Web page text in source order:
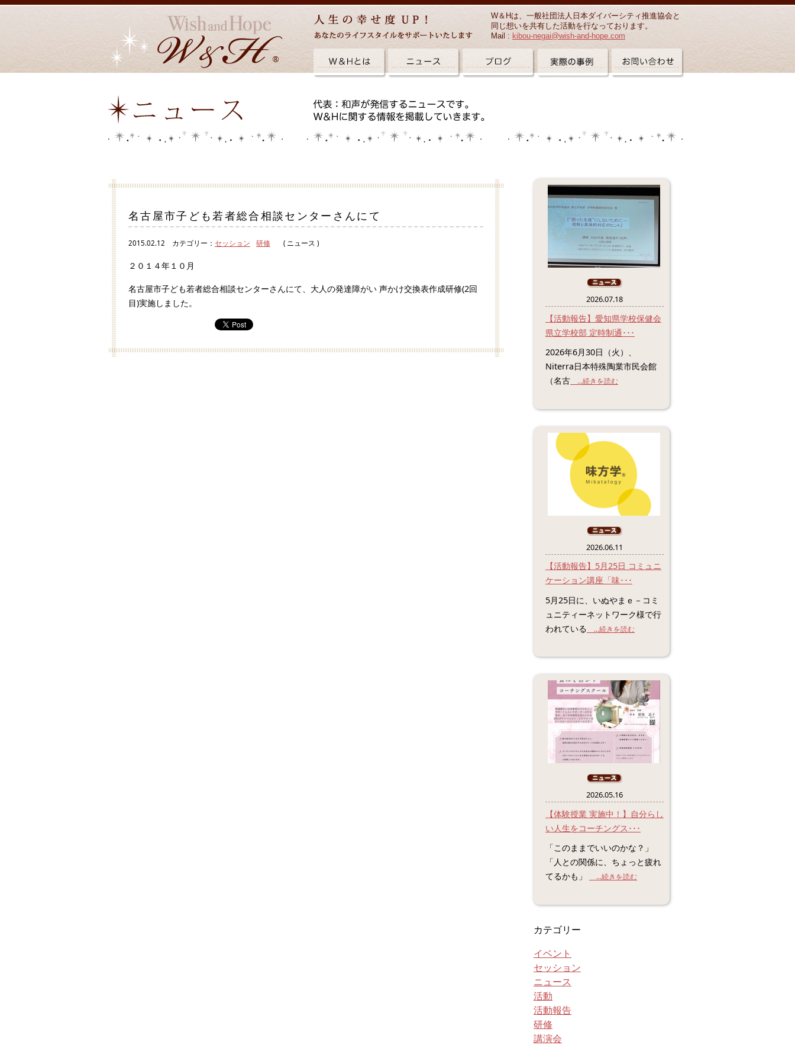
W＆Hは、一般社団法人日本ダイバーシティ推進協会と
同じ想いを共有した活動を行なっております。
Mail : kibou-negai@wish-and-hope.com
名古屋市子ども若者総合相談センターさんにて
2015.02.12 カテゴリー： セッション 研修 ( ニュース )
２０１４年１０月
名古屋市子ども若者総合相談センターさんにて、大人の発達障がい 声かけ交換表作成研修(2回
目)実施しました。
2026.07.18
【活動報告】愛知県学校保健会
県立学校部 定時制通･･･
2026年6月30日（火）、
Niterra日本特殊陶業市民会館
（名古 ...続きを読む
2026.06.11
【活動報告】5月25日 コミュニ
ケーション講座「味･･･
5月25日に、いぬやまｅ－コミ
ュニティーネットワーク様で行
われている ...続きを読む
2026.05.16
【体験授業 実施中！】自分らし
い人生をコーチングス･･･
「このままでいいのかな？」
「人との関係に、ちょっと疲れ
てるかも」
...続きを読む
カテゴリー
イベント
セッション
ニュース
活動
活動報告
研修
講演会